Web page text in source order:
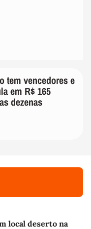
tem vencedores e
em R$ 165
dezenas
local deserto na